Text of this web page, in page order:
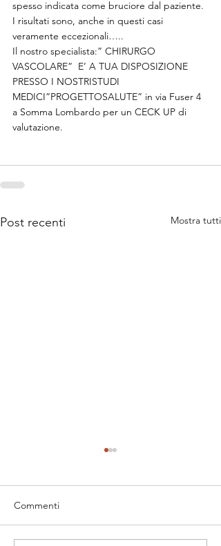
spesso indicata come bruciore dal paziente.
I risultati sono, anche in questi casi
veramente eccezionali…..
Il nostro specialista:” CHIRURGO
VASCOLARE”  E’ A TUA DISPOSIZIONE
PRESSO I NOSTRISTUDI
MEDICI”PROGETTOSALUTE” in via Fuser 4
a Somma Lombardo per un CECK UP di
valutazione.
Post recenti Mostra tutti
Commenti